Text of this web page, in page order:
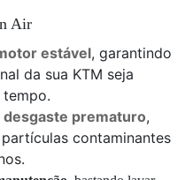
Air
estável, garantindo
da sua KTM seja
prematuro,
contaminantes